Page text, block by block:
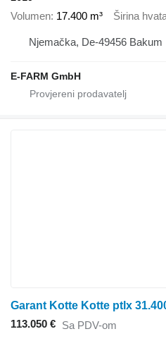
Volumen 17.400 m³ Širina
Njemačka, De-49456 Bakum
E-FARM GmbH
Garant Kotte Kotte ptlx
113.050 € Sa PDV-om